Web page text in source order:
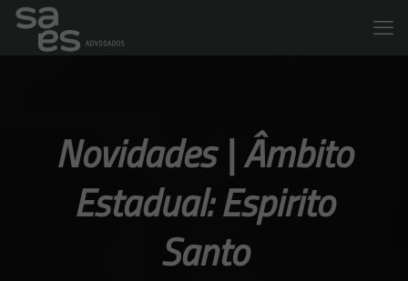
Novidades | Âmbito
Estadual: Espirito
Santo